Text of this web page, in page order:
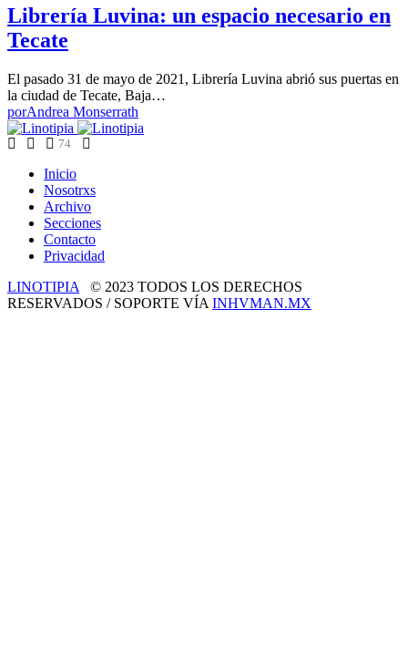
Librería Luvina: un espacio necesario en
Tecate
El pasado 31 de mayo de 2021, Librería Luvina abrió sus puertas en
la ciudad de Tecate, Baja…
porAndrea Monserrath
74
Inicio
Nosotrxs
Archivo
Secciones
Contacto
Privacidad
LINOTIPIA © 2023 TODOS LOS DERECHOS
RESERVADOS / SOPORTE VÍA INHVMAN.MX